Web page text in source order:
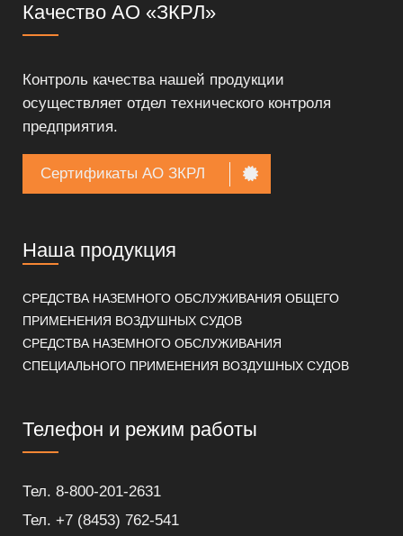
Качество АО «ЗКРЛ»
Контроль качества нашей продукции
осуществляет отдел технического контроля
предприятия.
Сертификаты АО ЗКРЛ
Наша продукция
СРЕДСТВА НАЗЕМНОГО ОБСЛУЖИВАНИЯ ОБЩЕГО
ПРИМЕНЕНИЯ ВОЗДУШНЫХ СУДОВ
СРЕДСТВА НАЗЕМНОГО ОБСЛУЖИВАНИЯ
СПЕЦИАЛЬНОГО ПРИМЕНЕНИЯ ВОЗДУШНЫХ СУДОВ
Телефон и режим работы
Тел. 8-800-201-2631
Тел. +7 (8453) 762-541